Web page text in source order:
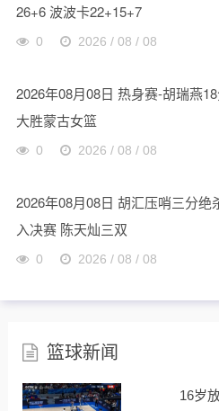
26+6 波波卡22+15+7
0 2026 / 08 / 08
2026年08月08日 热身赛-胡瑞燕
大胜蒙古女篮
0 2026 / 08 / 08
2026年08月08日 胡汇压哨三分
入决赛 陈天灿三双
0 2026 / 08 / 08
篮球新闻
16岁